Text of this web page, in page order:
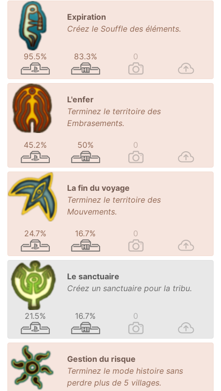
Expiration
Créez le Souffle des éléments.
95.5% 83.3% 0
L'enfer
Terminez le territoire des
Embrasements.
45.2% 50% 0
La fin du voyage
Terminez le territoire des
Mouvements.
24.7% 16.7% 0
Le sanctuaire
Créez un sanctuaire pour la tribu.
21.5% 16.7% 0
Gestion du risque
Terminez le mode histoire sans
perdre plus de 5 villages.